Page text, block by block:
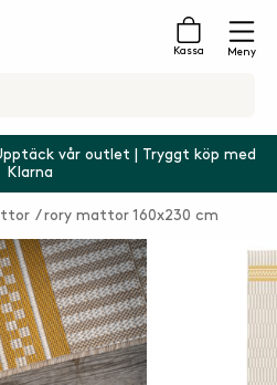
Kassa Meny
vår outlet | Tryggt köp med
Klarna
rory mattor 160x230 cm